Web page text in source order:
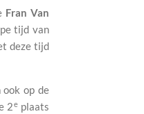
Fran Van
tijd van
deze tijd
ook op de
2eplaats